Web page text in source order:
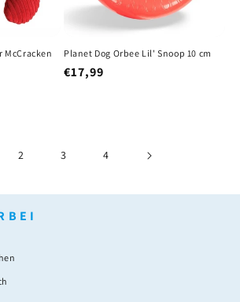
McCracken
Planet Dog Orbee Lil' Snoop 10 cm
Normaler
€17,99
2 3 4
B E I